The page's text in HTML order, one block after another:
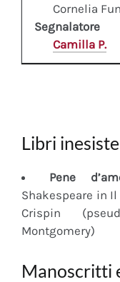
Cornelia
Segnalatore
Camilla P.
Libri
Pene
Shakespeare in
Crispin
Montgomery)
Manoscritti